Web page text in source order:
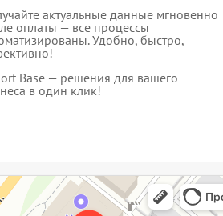
актуальные данные мгновенно
оплаты — все процессы
Удобно, быстро,
Base — решения для вашего
в один клик!
интернет-сайт в Ярославле
служба в Ярославле